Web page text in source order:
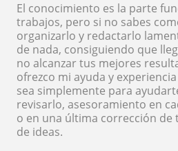
El conocimiento es la parte
trabajos, pero si no sabes
organizarlo y redactarlo
de nada, consiguiendo que
no alcanzar tus mejores
ofrezco mi ayuda y
sea simplemente para
revisarlo, asesoramiento en
o en una última corrección de
de ideas.